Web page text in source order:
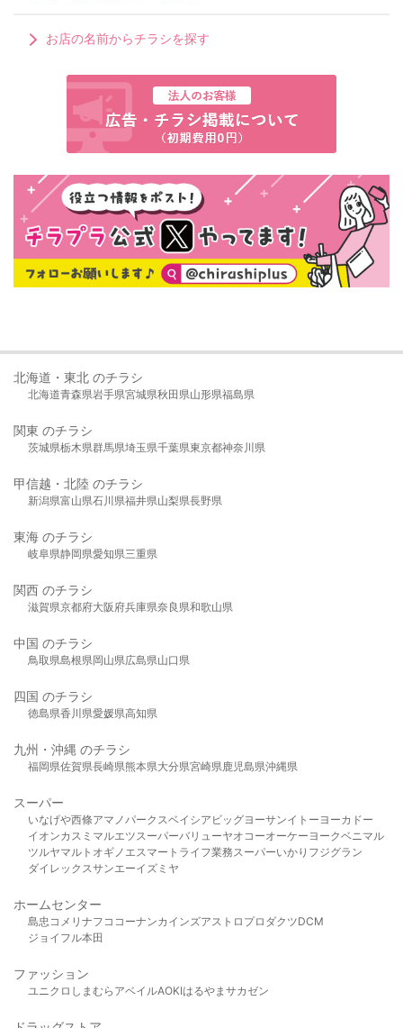
お店の名前からチラシを探す
北海道・東北 のチラシ
北海道青森県岩手県宮城県秋田県山形県福島県
関東 のチラシ
茨城県栃木県群馬県埼玉県千葉県東京都神奈川県
甲信越・北陸 のチラシ
新潟県富山県石川県福井県山梨県長野県
東海 のチラシ
岐阜県静岡県愛知県三重県
関西 のチラシ
滋賀県京都府大阪府兵庫県奈良県和歌山県
中国 のチラシ
鳥取県島根県岡山県広島県山口県
四国 のチラシ
徳島県香川県愛媛県高知県
九州・沖縄 のチラシ
福岡県佐賀県長崎県熊本県大分県宮崎県鹿児島県沖縄県
スーパー
いなげや西條アマノパークスベイシア ビッグヨーサンイトーヨーカドー
イオンカスミ マルエツスーパーバリューヤオコーオーケー ヨークベニマル
ツルヤマルト オギノ エスマート ライフ業務スーパーいかり フジグラン
ダイレックスサンエーイズミヤ
ホームセンター
島忠 コメリ ナフコ コーナンカインズアストロプロダクツDCM
ジョイフル本田
ファッション
ユニクロ しまむら アベイルAOKIはるやま サカゼン